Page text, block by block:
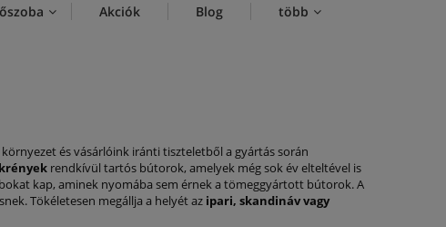
Akciók Blog több
és vásárlóink iránti tiszteletből a gyártás során
rendkívül tartós bútorok, amelyek még sok év elteltével is
kap, aminek nyomába sem érnek a tömeggyártott bútorok. A
Tökéletesen megállja a helyét az ipari, skandináv vagy